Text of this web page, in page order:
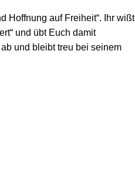
Hoffnung auf Freiheit“. Ihr wißt
und übt Euch damit
und bleibt treu bei seinem